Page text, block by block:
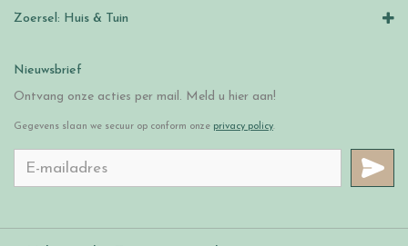
Zoersel: Huis & Tuin
Nieuwsbrief
Ontvang onze acties per mail. Meld u hier aan!
Gegevens slaan we secuur op conform onze privacy policy.